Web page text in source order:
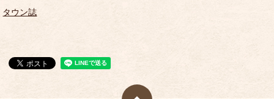
タウン誌